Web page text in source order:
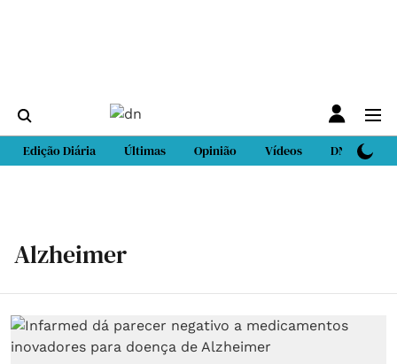
Edição Diária Últimas Opinião Vídeos DN Sport
Alzheimer